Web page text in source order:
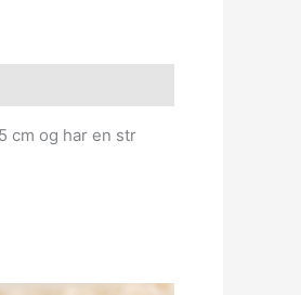
cm og har en str